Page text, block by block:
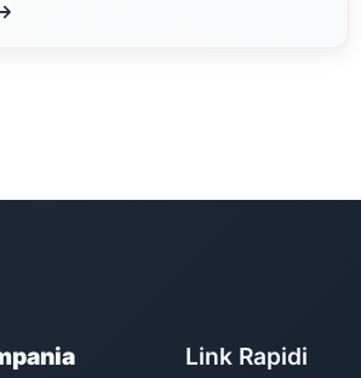
Giuridiche ed Economiche, Scienze
Link Rapidi